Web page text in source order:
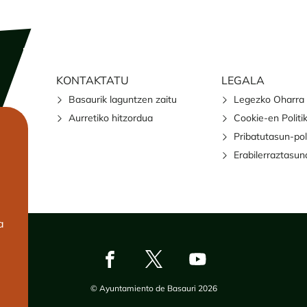
KONTAKTATU
Basaurik laguntzen zaitu
Aurretiko hitzordua
LEGALA
Legezko Oharra
Cookie-en
Pribatutasun-
© Ayuntamiento de Basauri 2026